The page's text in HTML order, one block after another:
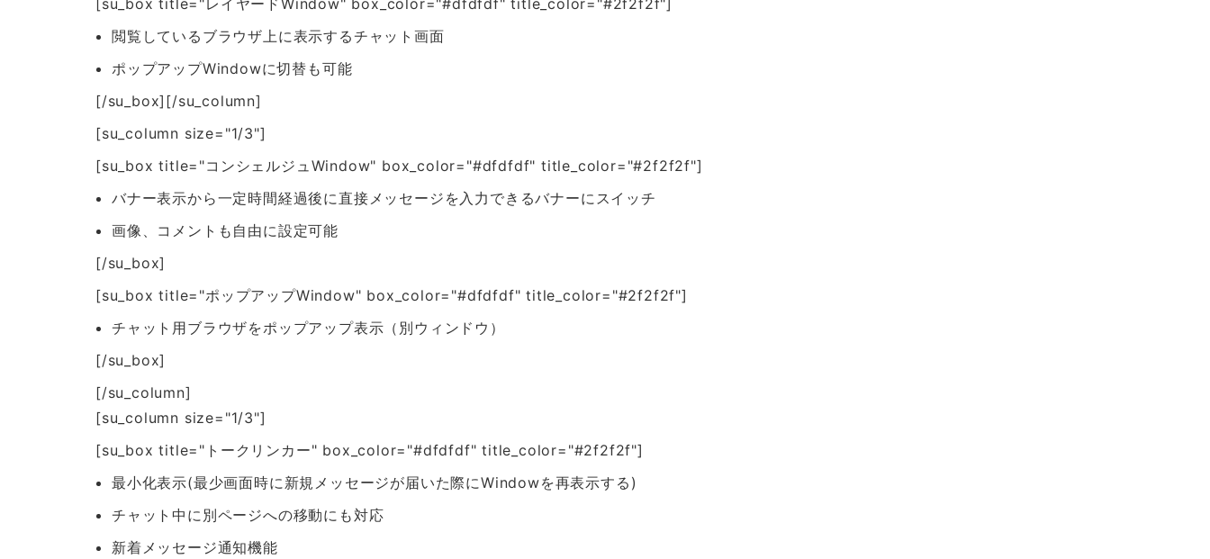
[su_box title="レイヤードWindow" box_color="#dfdfdf" title_color="#2f2f2f"]
閲覧しているブラウザ上に表示するチャット画面
ポップアップWindowに切替も可能
[/su_box][/su_column]
[su_column size="1/3"]
[su_box title="コンシェルジュWindow" box_color="#dfdfdf" title_color="#2f2f2f"]
バナー表示から一定時間経過後に直接メッセージを入力できるバナーにスイッチ
画像、コメントも自由に設定可能
[/su_box]
[su_box title="ポップアップWindow" box_color="#dfdfdf" title_color="#2f2f2f"]
チャット用ブラウザをポップアップ表示（別ウィンドウ）
[/su_box]
[/su_column]
[su_column size="1/3"]
[su_box title="トークリンカー" box_color="#dfdfdf" title_color="#2f2f2f"]
最小化表示(最少画面時に新規メッセージが届いた際にWindowを再表示する)
チャット中に別ページへの移動にも対応
新着メッセージ通知機能